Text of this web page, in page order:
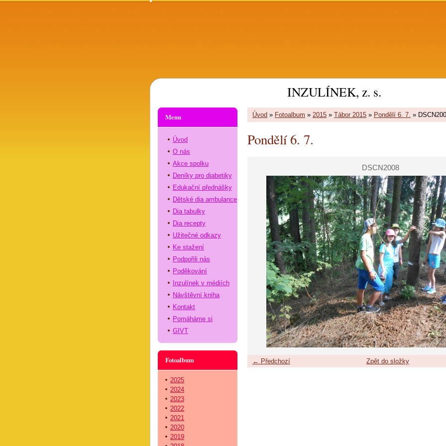
INZULÍNEK, z. s.
Úvod » Fotoalbum » 2015 » Tábor 2015 » Pondělí 6. 7. »
Pondělí 6. 7.
DSCN2008
← Předchozí Zpět do složky
Menu
Úvod
O nás
Akce spolku
Deníky pro diabetiky
Edukační přednášky
Dětské dia ambulance
Dia tabulky
Dia recepty
Užitečné odkazy
Ke stažení
Podpořili nás
Poděkování
Inzulínek v médiích
Návštěvní kniha
Kontakt
Pomáháme si
GIVT
Fotoalbum
2025
2024
2023
2022
2021
2020
2019